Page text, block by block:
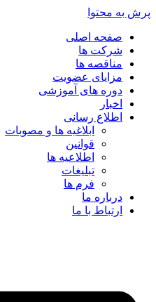
پرش به محتوا
صفحه اصلی
شرکت ها
مناقصه ها
مزایای عضویت
دوره های آموزشی
اخبار
اطلاع رسانی
ابلاغیه ها و مصوبات
قوانین
اطلاعیه ها
تبلیغات
فرم ها
درباره ما
ارتباط با ما